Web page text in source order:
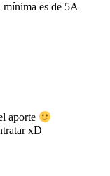
mínima es de 5A
aporte
xD